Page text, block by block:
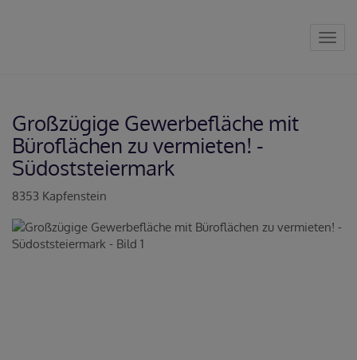
Großzügige Gewerbefläche mit
Büroflächen zu vermieten! -
Südoststeiermark
8353 Kapfenstein